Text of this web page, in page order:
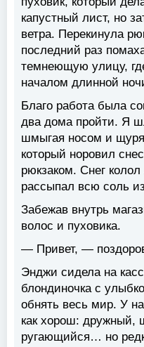
капустный лист, но
ветра. Перекинула
последний раз
темнеющую улицу,
началом длинной
Благо работа была
два дома пройти. Я
шмыгая носом и
который норовил
рюкзаком. Снег
рассыпал всю соль
Забежав внутрь
волос и пуховика.
— Привет, —
Энджи сидела на
блондиночка с
обнять весь мир. У
как хорош: дружный,
ругающийся… но